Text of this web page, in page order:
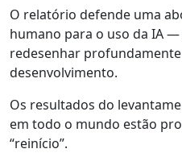
O relatório defende uma
humano para o uso da IA
redesenhar
desenvolvimento.
Os resultados do
em todo o mundo estão
“reinício”.